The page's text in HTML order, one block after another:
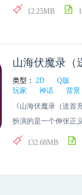
筋！天天好友互动领
12.25MB
山海伏魔录（
类型： 2D Q版
玩家
神话 背景
《山海伏魔录（送首
扮演的是一个伸张正
来提升自己。在游戏
132.68MB